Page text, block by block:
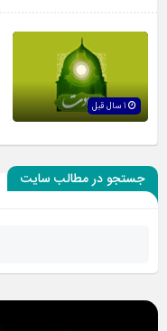
جستجو در مطالب سایت